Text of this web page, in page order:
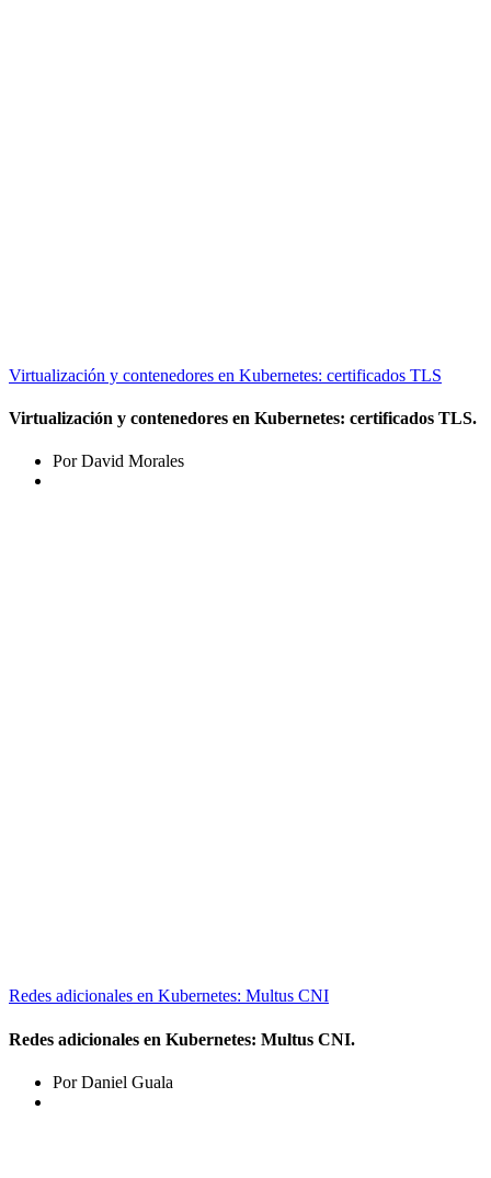
Virtualización y contenedores en Kubernetes: certificados TLS
Virtualización y contenedores en Kubernetes: certificados TLS.
Por David Morales
Redes adicionales en Kubernetes: Multus CNI
Redes adicionales en Kubernetes: Multus CNI.
Por Daniel Guala